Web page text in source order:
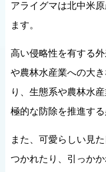
アライグマは北中米
ます。
高い侵略性を有する
や農林水産業への大
り、生態系や農林水
極的な防除を推進する
また、可愛らしい見
つかれたり、引っか